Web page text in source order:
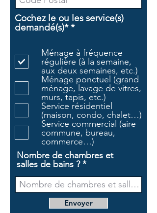
Cochez le ou les service(s)
demandé(s)* *O
g
a
t
o
i
r
e
Ménage à fréquence
régulière (à la semaine,
aux deux semaines, etc.)
Ménage ponctuel (grand
ménage, lavage de vitres,
murs, tapis, etc.)
Service résidentiel
(maison, condo, chalet…)
Service commercial (aire
commune, bureau,
commerce…)
Nombre de chambres et
salles de bains ?
Envoyer